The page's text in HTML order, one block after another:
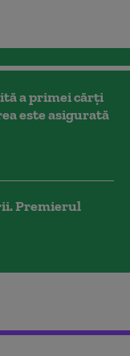
a primei cărţi
este asigurată
Premierul